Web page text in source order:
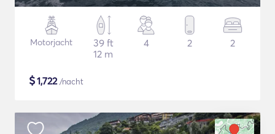
Motorjacht
39 ft
12 m
4 2 2
$1,722/nacht